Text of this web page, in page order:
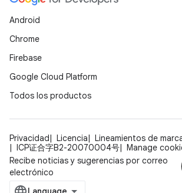
Android
Chrome
Firebase
Google Cloud Platform
Todos los productos
Privacidad Licencia
Lineamientos de
ICP证合字B2-20070004号
Manage
Recibe noticias y sugerencias por correo
electrónico